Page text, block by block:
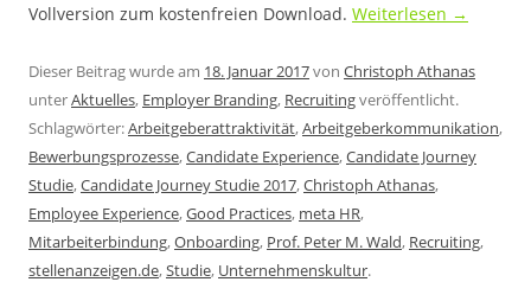
Vollversion zum kostenfreien Download. Weiterlesen →
Dieser Beitrag wurde am 18. Januar 2017von Christoph Athanas
unterAktuelles, Employer Branding, Recruitingveröffentlicht.
Schlagwörter:Arbeitgeberattraktivität,Arbeitgeberkommunikation,
Bewerbungsprozesse,Candidate Experience,Candidate Journey
Studie,Candidate Journey Studie 2017,Christoph Athanas,
Employee Experience,Good Practices, meta HR,
Mitarbeiterbindung,Onboarding, Prof. Peter M. Wald, Recruiting,
stellenanzeigen.de,Studie, Unternehmenskultur.